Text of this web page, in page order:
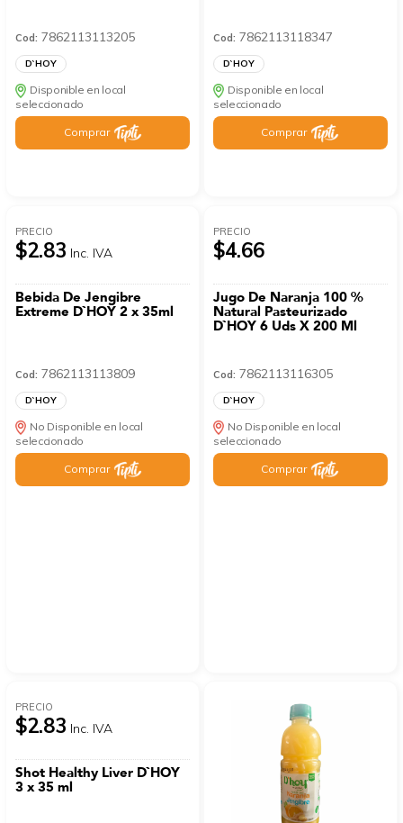
Cod: 7862113113205
D`HOY
Disponible en local
seleccionado
Comprar
Cod: 7862113118347
D`HOY
Disponible en local
seleccionado
Comprar
PRECIO
$2.83 Inc. IVA
Bebida De Jengibre
Extreme D`HOY 2 x 35ml
Cod: 7862113113809
D`HOY
No Disponible en local
seleccionado
Comprar
PRECIO
$4.66
Jugo De Naranja 100 %
Natural Pasteurizado
D`HOY 6 Uds X 200 Ml
Cod: 7862113116305
D`HOY
No Disponible en local
seleccionado
Comprar
PRECIO
$2.83 Inc. IVA
Shot Healthy Liver D`HOY
3 x 35 ml